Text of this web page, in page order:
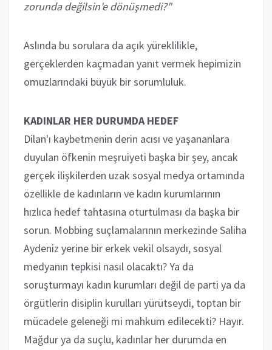
zorunda değilsin'e dönüşmedi?"
Aslında bu sorulara da açık yüreklilikle,
gerçeklerden kaçmadan yanıt vermek hepimizin
omuzlarındaki büyük bir sorumluluk.
KADINLAR HER DURUMDA HEDEF
Dilan'ı kaybetmenin derin acısı ve yaşananlara
duyulan öfkenin meşruiyeti başka bir şey, ancak
gerçek ilişkilerden uzak sosyal medya ortamında
özellikle de kadınların ve kadın kurumlarının
hızlıca hedef tahtasına oturtulması da başka bir
sorun. Mobbing suçlamalarının merkezinde Saliha
Aydeniz yerine bir erkek vekil olsaydı, sosyal
medyanın tepkisi nasıl olacaktı? Ya da
soruşturmayı kadın kurumları değil de parti ya da
örgütlerin disiplin kurulları yürütseydi, toptan bir
mücadele geleneği mi mahkum edilecekti? Hayır.
Mağdur ya da suçlu, kadınlar her durumda en